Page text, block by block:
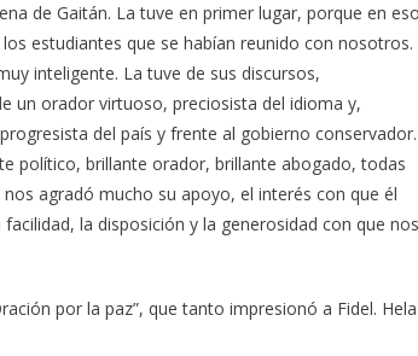
de Gaitán. La tuve en primer lugar, porque en
estudiantes que se habían reunido con nosotros.
inteligente. La tuve de sus discursos,
un orador virtuoso, preciosista del idioma y,
del país y frente al gobierno conservador.
político, brillante orador, brillante abogado, todas
agradó mucho su apoyo, el interés con que él
la disposición y la generosidad con que nos
por la paz”, que tanto impresionó a Fidel. Hela